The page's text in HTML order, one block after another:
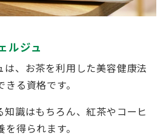
ルジュ
は、お茶を利用した美容健康法
る資格です。
知識はもちろん、紅茶やコーヒ
得られます。